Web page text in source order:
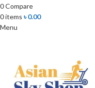
0Compare
0items ৳0.00
Menu